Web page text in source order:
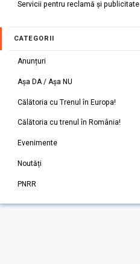
Servicii pentru reclamă și publicitate
CATEGORII
Anunțuri
Așa DA / Așa NU
Călătoria cu Trenul în Europa!
Călătoria cu trenul în România!
Evenimente
Noutăți
PNRR